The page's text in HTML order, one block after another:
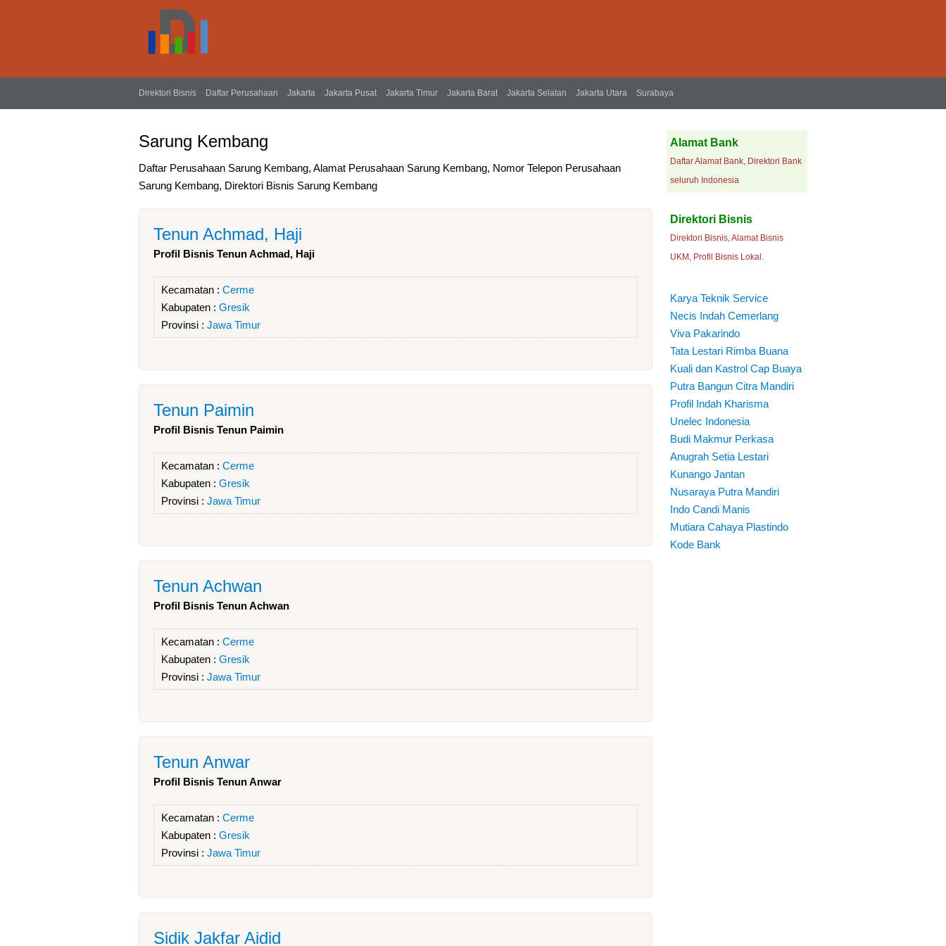
Direktori Bisnis Daftar Perusahaan Jakarta Jakarta Pusat Jakarta Timur Jakarta Barat Jakarta Selatan Jakarta Utara Surabaya
Sarung Kembang
Daftar Perusahaan Sarung Kembang, Alamat Perusahaan Sarung Kembang, Nomor Telepon Perusahaan
Sarung Kembang, Direktori Bisnis Sarung Kembang
Tenun Achmad, Haji
Profil Bisnis Tenun Achmad, Haji
Kecamatan : Cerme
Kabupaten : Gresik
Provinsi : Jawa Timur
Tenun Paimin
Profil Bisnis Tenun Paimin
Kecamatan : Cerme
Kabupaten : Gresik
Provinsi : Jawa Timur
Tenun Achwan
Profil Bisnis Tenun Achwan
Kecamatan : Cerme
Kabupaten : Gresik
Provinsi : Jawa Timur
Tenun Anwar
Profil Bisnis Tenun Anwar
Kecamatan : Cerme
Kabupaten : Gresik
Provinsi : Jawa Timur
Sidik Jakfar Aidid
Alamat Bank
Daftar Alamat Bank, Direktori Bank
seluruh Indonesia
Direktori Bisnis
Direktori Bisnis, Alamat Bisnis
UKM, Profil Bisnis Lokal.
Karya Teknik Service
Necis Indah Cemerlang
Viva Pakarindo
Tata Lestari Rimba Buana
Kuali dan Kastrol Cap Buaya
Putra Bangun Citra Mandiri
Profil Indah Kharisma
Unelec Indonesia
Budi Makmur Perkasa
Anugrah Setia Lestari
Kunango Jantan
Nusaraya Putra Mandiri
Indo Candi Manis
Mutiara Cahaya Plastindo
Kode Bank